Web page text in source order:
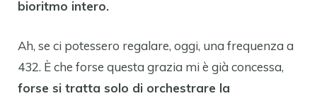
bioritmo intero.
Ah, se ci potessero regalare, oggi, una frequenza a
432. È che forse questa grazia mi è già concessa,
forse si tratta solo di orchestrare la